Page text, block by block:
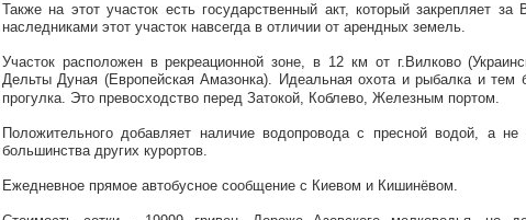
Также на этот участок есть государственный акт, который закрепляет
наследниками этот участок навсегда в отличии от арендных земель.
Участок расположен в рекреационной зоне, в 12 км от г.Вилково
Дельты Дуная (Европейская Амазонка). Идеальная охота и рыбалка и тем
прогулка. Это превосходство перед Затокой, Коблево, Железным портом.
Положительного добавляет наличие водопровода с пресной водой, а не
большинства других курортов.
Ежедневное прямое автобусное сообщение с Киевом и Кишинёвом.